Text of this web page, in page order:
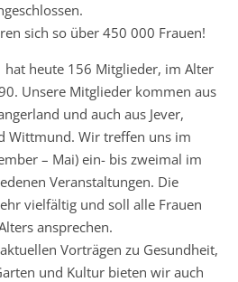
sich so über 450 000 Frauen!
hat heute 156 Mitglieder, im Alter
Unsere Mitglieder kommen aus
und auch aus Jever,
Wittmund. Wir treffen uns im
– Mai) ein- bis zweimal im
Veranstaltungen. Die
vielfältig und soll alle Frauen
ansprechen.
Vorträgen zu Gesundheit,
und Kultur bieten wir auch